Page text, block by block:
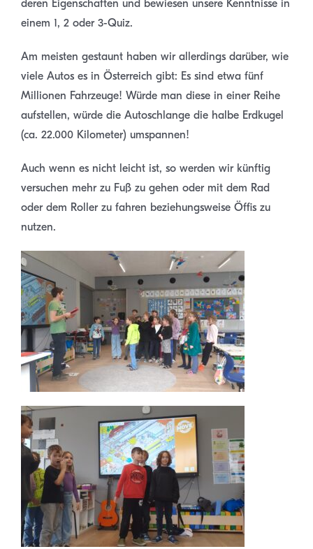
deren Eigenschaften und bewiesen unsere Kenntnisse in
einem 1, 2 oder 3-Quiz.
Am meisten gestaunt haben wir allerdings darüber, wie
viele Autos es in Österreich gibt: Es sind etwa fünf
Millionen Fahrzeuge! Würde man diese in einer Reihe
aufstellen, würde die Autoschlange die halbe Erdkugel
(ca. 22.000 Kilometer) umspannen!
Auch wenn es nicht leicht ist, so werden wir künftig
versuchen mehr zu Fuß zu gehen oder mit dem Rad
oder dem Roller zu fahren beziehungsweise Öffis zu
nutzen.